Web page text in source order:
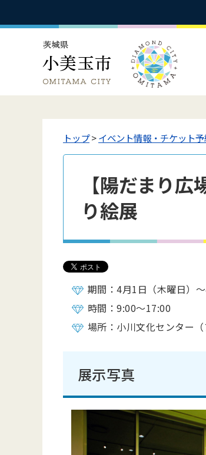
トップ>イベント情報・チケット
【陽だまり
り絵展
期間：4月1日（木曜日）
時間：9:00～17:00
場所：小川文化センター
展示写真